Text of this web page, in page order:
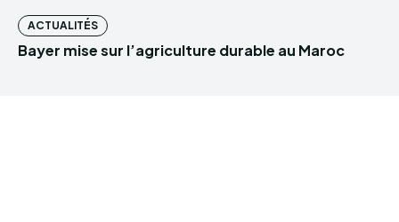
ACTUALITÉS
Bayer mise sur l’agriculture durable au Maroc